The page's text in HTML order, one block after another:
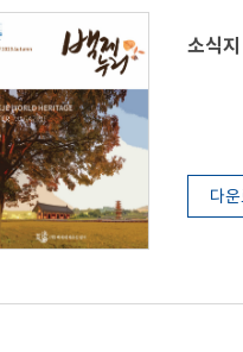
소식
다